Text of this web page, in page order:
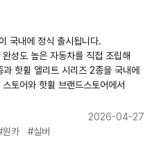
국내에 정식 출시됩니다.
성도 높은 자동차를 직접 조립해
핫휠 엘리트 시리즈 2종을 국내에
토어와 핫휠 브랜드스토어에서
2026-04-27
원카 #실버